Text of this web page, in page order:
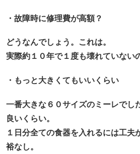
・故障時に修理費が高額？
どうなんでしょう。これは。
実際約１０年で１度も壊れていない
・もっと大きくてもいいくらい
一番大きな６０サイズのミーレでし
良いくらい。
１日分全ての食器を入れるには工夫
裕なし。